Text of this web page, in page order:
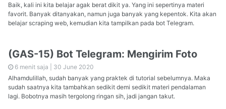
Baik, kali ini kita belajar agak berat dikit ya. Yang ini sepertinya materi
favorit. Banyak ditanyakan, namun juga banyak yang kepentok. Kita akan
belajar scraping web, kemudian kita tampilkan pada bot Telegram.
(GAS-15) Bot Telegram: Mengirim Foto
6 menit saja | 30 June 2020
Alhamdulillah, sudah banyak yang praktek di tutorial sebelumnya. Maka
sudah saatnya kita tambahkan sedikit demi sedikit materi pendalaman
lagi. Bobotnya masih tergolong ringan sih, jadi jangan takut.